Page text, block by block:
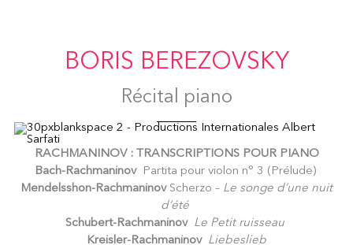
BORIS BEREZOVSKY
Récital piano
RACHMANINOV : TRANSCRIPTIONS POUR PIANO
Bach-RachmaninovPartita pour violon n° 3 (Prélude)
Mendelsshon-Rachmaninov Scherzo – Le songe d’une nuit
d’été
Schubert-Rachmaninov Le Petit ruisseau
Kreisler-Rachmaninov Liebeslieb